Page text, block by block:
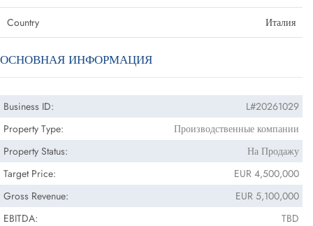
Country Италия
ОСНОВНАЯ ИНФОРМАЦИЯ
Business ID:
L#20261029
Property Type:
Производственные компании
Property Status:
На Продажу
Target Price:
EUR 4,500,000
Gross Revenue:
EUR 5,100,000
EBITDA:
TBD